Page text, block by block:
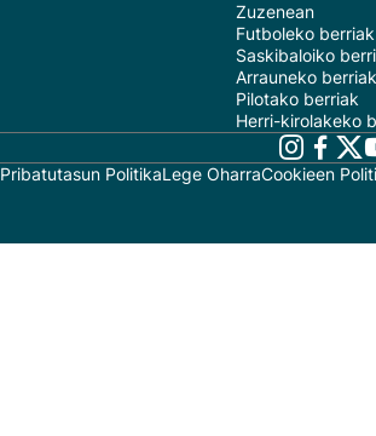
Zuzenean
Futboleko berriak
Saskibaloiko
Arrauneko berriak
Pilotako berriak
Herri-kirolakeko
Pribatutasun PolitikaLege OharraCookieen